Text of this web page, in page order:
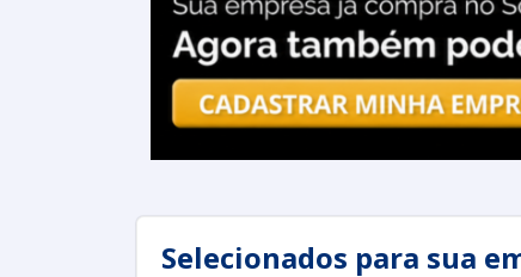
Selecionados para sua